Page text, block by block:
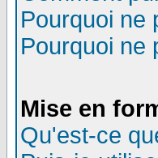
Pourquoi ne
Pourquoi ne
Mise en
Qu'est-ce